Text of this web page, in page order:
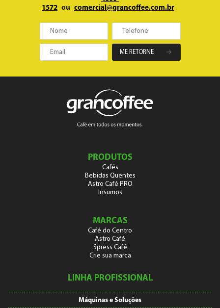
1572 ou comercial@grancoffee.com.br
ME RETORNE
PRODUTOS
Cafés
Bebidas Quentes
Astro Café PRO
Insumos
MARCAS
Café do Centro
Astro Café
Spress Café
Crie sua marca
LINHA PROFISSIONAL
Máquinas e Soluções